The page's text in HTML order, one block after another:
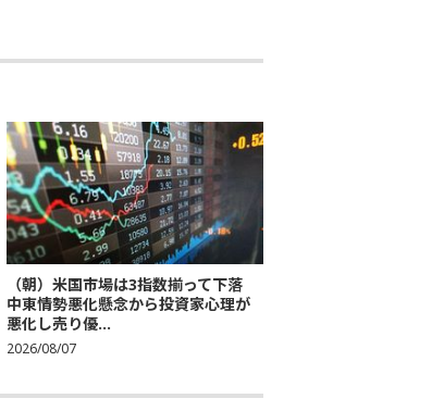
（朝）米国市場は3指数揃って下落
中東情勢悪化懸念から投資家心理が
悪化し売り優...
2026/08/07